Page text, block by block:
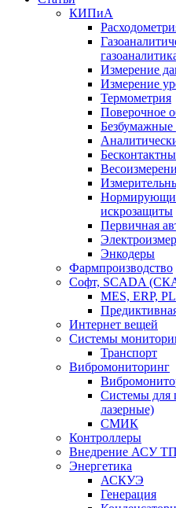
КИПиА
Измерение
Измерение
Термометрия
Поверочное
Безбумажные
искрозащиты
Первичная
Энкодеры
Фармпроизводство
Софт, SCADA
MES, ERP,
Интернет вещей
Системы
Транспорт
Вибромониторинг
Системы для
лазерные)
СМИК
Контроллеры
Внедрение АСУ ТП
Энергетика
АСКУЭ
Генерация